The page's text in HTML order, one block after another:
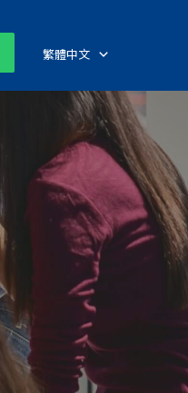
繁體中文